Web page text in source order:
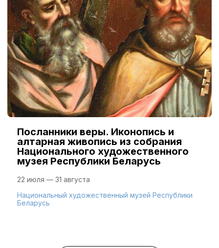
Посланники веры. Иконопись и
алтарная живопись из собрания
Национального художественного
музея Республики Беларусь
22 июля — 31 августа
Национальный художественный музей Республики
Беларусь